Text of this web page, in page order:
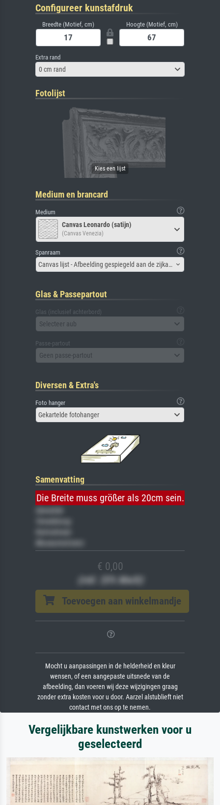
Configureer kunstafdruk
Breedte (Motief, cm) Hoogte (Motief, cm)
Extra rand
0 cm rand
Fotolijst
Medium en brancard
Medium
Canvas Leonardo (satijn)
(Canvas Venezia)
Spanraam
Canvas lijst - Afbeelding gespiegeld aan de zijkant
Glas & Passepartout
Glas (inclusief achterbord)
Selecteer aub
Passe-partout
Geen passe-partout
Diversen & Extra's
Foto hanger
Gekartelde fotohanger
Samenvatting
Die Breite muss größer als 20cm sein.
€ 0,00
(inkl. 20% MwSt)
Toevoegen aan winkelmandje
Mocht u aanpassingen in de helderheid en kleur
wensen, of een aangepaste uitsnede van de
afbeelding, dan voeren wij deze wijzigingen graag
zonder extra kosten voor u door. Aarzel alstublieft niet
contact met ons op te nemen.
Vergelijkbare kunstwerken voor u
geselecteerd